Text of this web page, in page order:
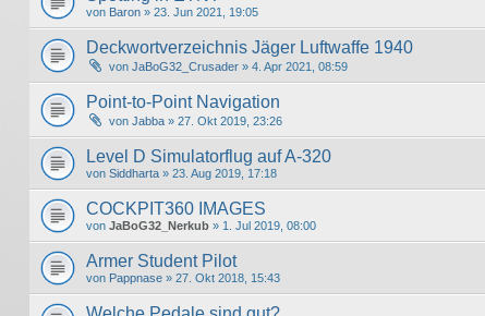
von Baron » 23. Jun 2021, 19:05
Deckwortverzeichnis Jäger Luftwaffe 1940
von JaBoG32_Crusader » 4. Apr 2021, 08:59
Point-to-Point Navigation
von Jabba » 27. Okt 2019, 23:26
Level D Simulatorflug auf A-320
von Siddharta » 23. Aug 2019, 17:18
COCKPIT360 IMAGES
von JaBoG32_Nerkub » 1. Jul 2019, 08:00
Armer Student Pilot
von Pappnase » 27. Okt 2018, 15:43